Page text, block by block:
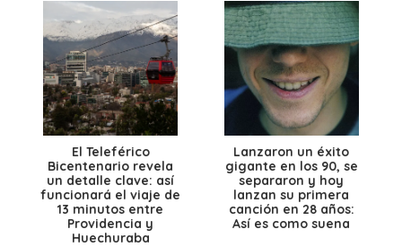
El Teleférico
Bicentenario revela
un detalle clave: así
funcionará el viaje de
13 minutos entre
Providencia y
Huechuraba
Lanzaron un éxito
gigante en los 90, se
separaron y hoy
lanzan su primera
canción en 28 años:
Así es como suena